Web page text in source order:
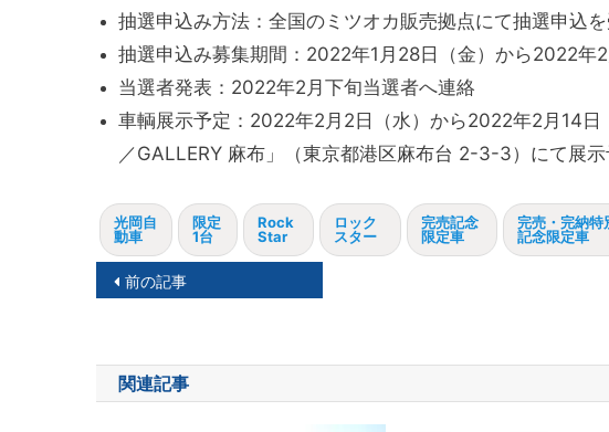
抽選申込み方法：全国のミツオカ販売拠点にて抽選申込
抽選申込み募集期間：2022年1月28日（金）から2022年
当選者発表：2022年2月下旬当選者へ連絡
車輌展示予定：2022年2月2日（水）から2022年2月14
／GALLERY 麻布」（東京都港区麻布台 2-3-3）にて展示
光岡自
動車
限定
1台
Rock
Star
ロック
スター
完売記念
限定車
完売・完納特
記念限定車
投
ナ
ビ
前の記事
関連記事